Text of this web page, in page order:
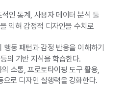
인 통계, 사용자 데이터 분석 툴
익혀 감정적 디자인을 수치로
행동 패턴과 감정 반응을 이해하기
의 기반 지식을 학습한다.
소통, 프로토타이핑 도구 활용,
으로 디자인 실행력을 강화한다.